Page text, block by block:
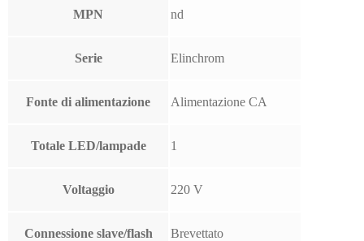
MPN nd
Serie Elinchrom
Fonte di alimentazione Alimentazione CA
Totale LED/lampade 1
Voltaggio 220 V
Connessione slave/flash Brevettato